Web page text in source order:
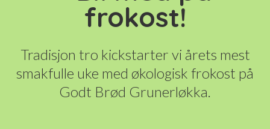
frokost!
Tradisjon tro kickstarter vi årets mest
smakfulle uke med økologisk frokost på
Godt Brød Grunerløkka.